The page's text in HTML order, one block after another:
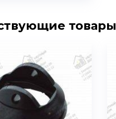
товары